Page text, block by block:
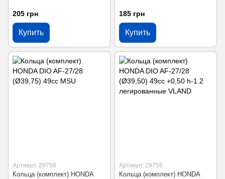
205 грн
Купить
185 грн
Купить
Артикул: 29756
Кольца (комплект) HONDA
Артикул: 29755
Кольца (комплект) HONDA